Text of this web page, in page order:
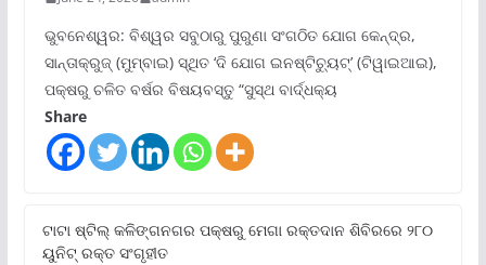
ଭୁବନେଶ୍ୱର: ବିଶ୍ୱର ସବୁଠାରୁ ପୁରୁଣା ସଂଗଠିତ ଯୋଗ କେନ୍ଦ୍ର,
ସାନ୍ତାକ୍ରୁଜ୍ (ମୁମ୍ବାଇ) ସ୍ଥିତ ‘ଦି ଯୋଗ ଇନଷ୍ଟିଚ୍ୟୁଟ୍‌’ (ଟିୱାଇଆଇ),
ପକ୍ଷରୁ ଚଳିତ ବର୍ଷର ବିଷୟବସ୍ତୁ “ସୁସ୍ଥ ବାର୍ଦ୍ଧକ୍ୟ
Share
ଟାଟା ଷ୍ଟିଲ୍‌ କଳିଙ୍ଗନଗର ପକ୍ଷରୁ ମେଗା ରକ୍ତଦାନ ଶିବିରରେ ୨୮୦
ୟୁନିଟ୍‌ ରକ୍ତ ସଂଗୃହୀତ